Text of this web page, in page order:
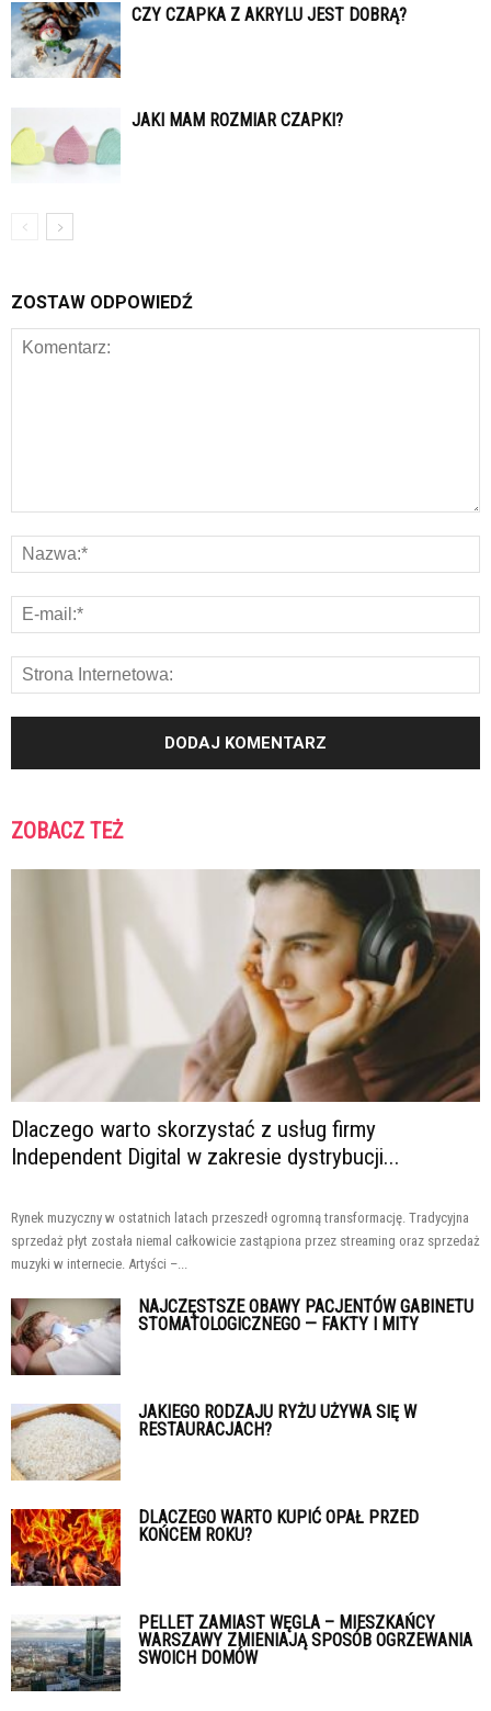
CZY CZAPKA Z AKRYLU JEST DOBRĄ?
JAKI MAM ROZMIAR CZAPKI?
ZOSTAW ODPOWIEDŹ
ZOBACZ TEŻ
Dlaczego warto skorzystać z usług firmy
Independent Digital w zakresie dystrybucji...
Rynek muzyczny w ostatnich latach przeszedł ogromną transformację. Tradycyjna
sprzedaż płyt została niemal całkowicie zastąpiona przez streaming oraz sprzedaż
muzyki w internecie. Artyści –...
NAJCZĘSTSZE OBAWY PACJENTÓW GABINETU
STOMATOLOGICZNEGO — FAKTY I MITY
JAKIEGO RODZAJU RYŻU UŻYWA SIĘ W
RESTAURACJACH?
DLACZEGO WARTO KUPIĆ OPAŁ PRZED
KOŃCEM ROKU?
PELLET ZAMIAST WĘGLA – MIESZKAŃCY
WARSZAWY ZMIENIAJĄ SPOSÓB OGRZEWANIA
SWOICH DOMÓW